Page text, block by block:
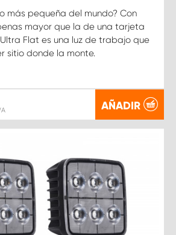
más pequeña del mundo? Con
mayor que la de una tarjeta
Flat es una luz de trabajo que
sitio donde la monte.
AÑADIR